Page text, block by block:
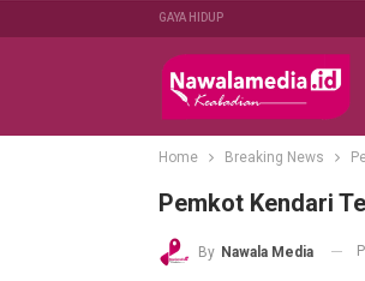
GAYA HIDUP
Home Breaking News
Pemkot Kendari
By Nawala Media